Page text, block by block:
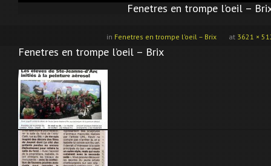
Fenetres en trompe l’oeil –
at 3621 ×
in Fenetres en trompe l’oeil – Brix
Fenetres en trompe l’oeil – Brix